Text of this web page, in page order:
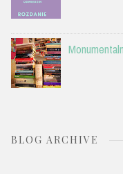
BLOG ARCHIVE